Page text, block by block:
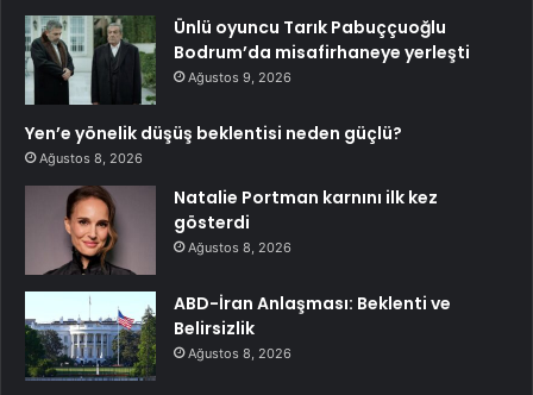
Ünlü oyuncu Tarık Pabuççuoğlu
Bodrum’da misafirhaneye yerleşti
Ağustos 9, 2026
Yen’e yönelik düşüş beklentisi neden güçlü?
Ağustos 8, 2026
Natalie Portman karnını ilk kez
gösterdi
Ağustos 8, 2026
ABD-İran Anlaşması: Beklenti ve
Belirsizlik
Ağustos 8, 2026